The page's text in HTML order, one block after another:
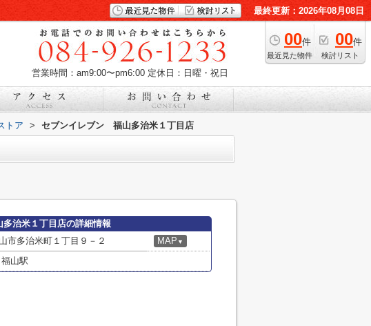
最終更新：2026年08月08日
00件
最近見た物件
00件
検討リスト
営業時間：am9:00〜pm6:00 定休日：日曜・祝日
トア > セブンイレブン 福山多治米１丁目店
治米１丁目店の詳細情報
市多治米町１丁目９－２ MAP ▼
山駅